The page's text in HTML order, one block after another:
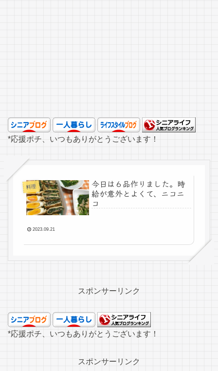
*応援ポチ、いつもありがとうございます！
料理
今日は６品作りました。時
給が意外とよくて、ニコニ
コ
2023.09.21
スポンサーリンク
*応援ポチ、いつもありがとうございます！
スポンサーリンク